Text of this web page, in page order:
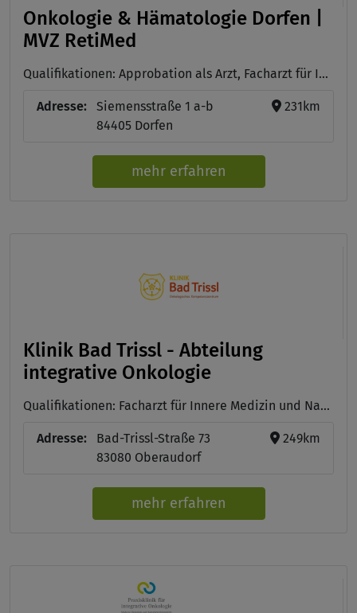
Onkologie & Hämatologie Dorfen |
MVZ RetiMed
Qualifikationen: Approbation als Arzt, Facharzt für Innere Medizin mit Schwerpunkt Hämatologie und Onkologie , Zusatzzertifikate Naturheilverfahren
Adresse:
Siemensstraße 1 a-b
84405 Dorfen
231km
mehr erfahren
Klinik Bad Trissl - Abteilung
integrative Onkologie
Qualifikationen: Facharzt für Innere Medizin und Naturheilverfahren, Approbation als Arzt/Ärztin
Adresse:
Bad-Trissl-Straße 73
83080 Oberaudorf
249km
mehr erfahren